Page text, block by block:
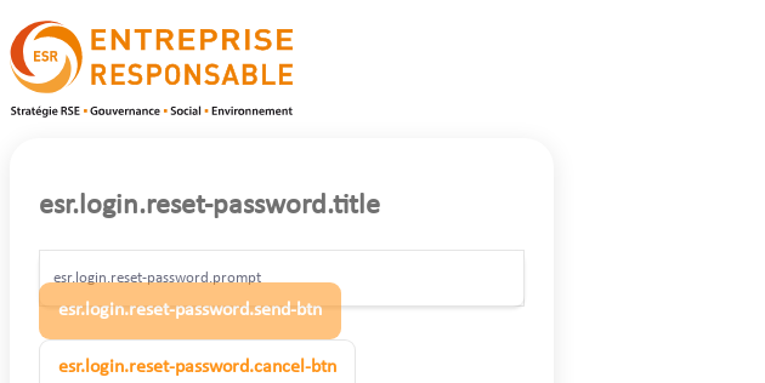
esr.login.reset-password.title
esr.login.reset-password.prompt
esr.login.reset-password.send-btn
esr.login.reset-password.cancel-btn